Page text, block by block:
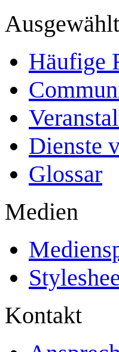
Häufige
Dienste
Glossar
Medien
Kontakt